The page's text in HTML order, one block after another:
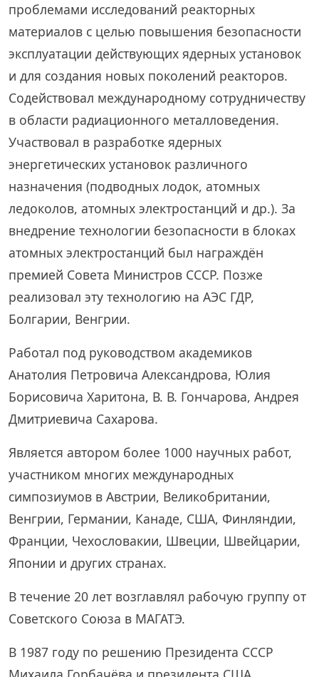
проблемами исследований реакторных
материалов с целью повышения безопасности
эксплуатации действующих ядерных установок
и для создания новых поколений реакторов.
Содействовал международному сотрудничеству
в области радиационного металловедения.
Участвовал в разработке ядерных
энергетических установок различного
назначения (подводных лодок, атомных
ледоколов, атомных электростанций и др.). За
внедрение технологии безопасности в блоках
атомных электростанций был награждён
премией Совета Министров СССР. Позже
реализовал эту технологию на АЭС ГДР,
Болгарии, Венгрии.
Работал под руководством академиков
Анатолия Петровича Александрова, Юлия
Борисовича Харитона, В. В. Гончарова, Андрея
Дмитриевича Сахарова.
Является автором более 1000 научных работ,
участником многих международных
симпозиумов в Австрии, Великобритании,
Венгрии, Германии, Канаде, США, Финляндии,
Франции, Чехословакии, Швеции, Швейцарии,
Японии и других странах.
В течение 20 лет возглавлял рабочую группу от
Советского Союза в МАГАТЭ.
В 1987 году по решению Президента СССР